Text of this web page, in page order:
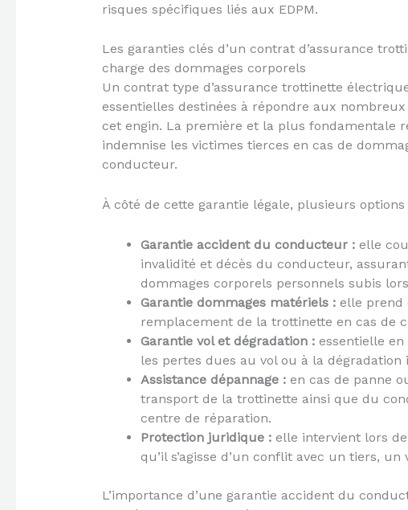
risques spécifiques liés aux EDPM.
Les garanties clés d’un contrat d’assurance
charge des dommages corporels
Un contrat type d’assurance trottinette
essentielles destinées à répondre aux
cet engin. La première et la plus fondamentale
indemnise les victimes tierces en cas de
conducteur.
À côté de cette garantie légale, plusieurs
Garantie accident du conducteur :elle
invalidité et décès du conducteur,
dommages corporels personnels subis
Garantie dommages matériels :elle prend
remplacement de la trottinette en cas de
Garantie vol et dégradation :essentielle en
les pertes dues au vol ou à la dégradation
Assistance dépannage :en cas de panne
transport de la trottinette ainsi que du
centre de réparation.
Protection juridique :elle intervient lors de
qu’il s’agisse d’un conflit avec un tiers,
L’importance d’une garantie accident du